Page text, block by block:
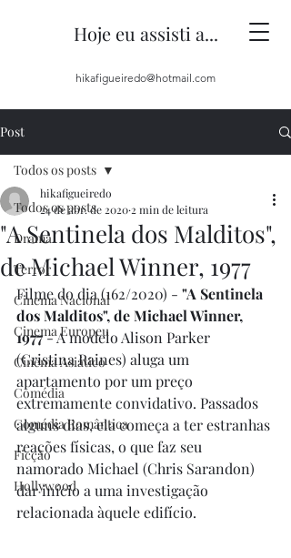
Hoje eu assisti a...
hikafigueiredo@hotmail.com
Post
Todos os posts
Drama
Terror
Cinema Nacional
Cinema Europeu
Cinema Asiático
Comédia
Comédia Romântica
Ficção
Hollywood
Todos os posts
"A Sentinela dos Malditos",
de Michael Winner, 1977
hikafigueiredo
24 de abr. de 2020 2 min de leitura
Filme do dia (162/2020) - "A Sentinela
dos Malditos", de Michael Winner,
1977 - A modelo Alison Parker
(Cristina Raines) aluga um
apartamento por um preço
extremamente convidativo. Passados
alguns dias, ela começa a ter estranhas
reações físicas, o que faz seu
namorado Michael (Chris Sarandon)
dar início a uma investigação
relacionada àquele edifício.